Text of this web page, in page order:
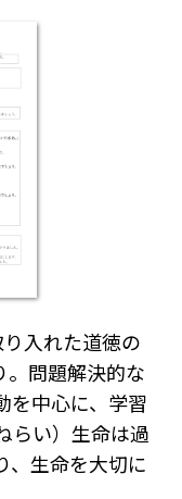
入れた道徳の
。問題解決的な
を中心に、学習
らい）生命は過
、生命を大切に